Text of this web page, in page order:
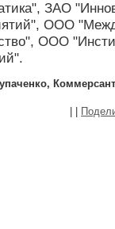
ЗАО
ООО
ООО